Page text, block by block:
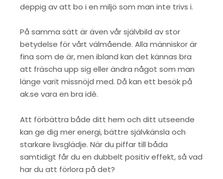
deppig av att bo i en miljö som man inte trivs i.
På samma sätt är även vår självbild av stor
betydelse för vårt välmående. Alla människor är
fina som de är, men ibland kan det kännas bra
att fräscha upp sig eller ändra något som man
länge varit missnöjd med. Då kan ett besök på
ak.se vara en bra idé.
Att förbättra både ditt hem och ditt utseende
kan ge dig mer energi, bättre självkänsla och
starkare livsglädje. När du piffar till båda
samtidigt får du en dubbelt positiv effekt, så vad
har du att förlora på det?